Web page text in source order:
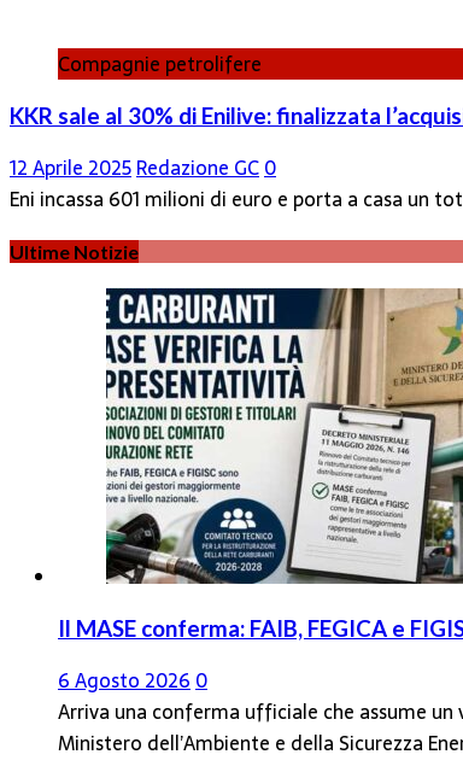
Compagnie petrolifere
KKR sale al 30% di Enilive: finalizzata
12 Aprile 2025Redazione GC0
Eni incassa 601 milioni di euro e porta a casa un
Ultime Notizie
Il MASE conferma: FAIB, FEGICA e
6 Agosto 2026 0
Arriva una conferma ufficiale che assume
Ministero dell’Ambiente e della Sicurezza